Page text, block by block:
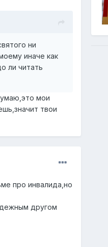
ни
иначе как
ли читать
мои
твои
про инвалида,но
другом